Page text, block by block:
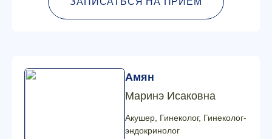
Амян
Маринэ Исаковна
Акушер, Гинеколог, Гинеколог-
эндокринолог